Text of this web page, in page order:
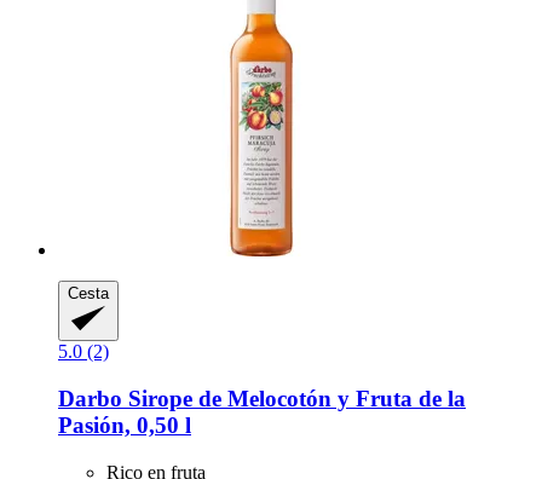
Cesta
5.0 (2)
Darbo Sirope de Melocotón y Fruta de la
Pasión, 0,50 l
Rico en fruta